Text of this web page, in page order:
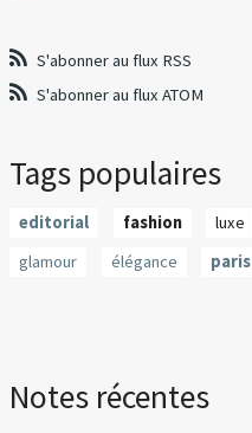
S'abonner au flux RSS
S'abonner au flux ATOM
Tags populaires
editorial fashion luxe
glamour
élégance paris
Notes récentes